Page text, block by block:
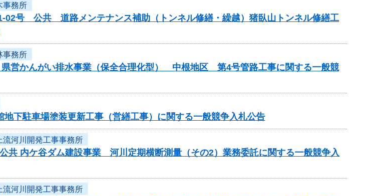
事務所
02号 公共 道路メンテナンス補助（トンネル修繕・繰越）猪臥山トンネル修繕工
事務所
営かんがい排水事業（保全合理化型） 中根地区 第4号管路工事に関する一般競
地下駐車場塗装更新工事（営繕工事）に関する一般競争入札公告
流河川開発工事事務所
公共 内ケ谷ダム建設事業 河川定期横断測量（その2）業務委託に関する一般競争入
流河川開発工事事務所